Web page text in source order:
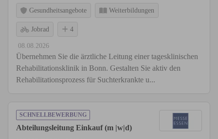
Gesundheitsangebote Weiterbildungen
Jobrad 4
08.08.2026
Übernehmen Sie die ärztliche Leitung einer tagesklinischen
Rehabilitationsklinik in Bonn. Gestalten Sie aktiv den
Rehabilitationsprozess für Suchterkrankte u...
SCHNELLBEWERBUNG
Abteilungsleitung Einkauf (m |w|d)